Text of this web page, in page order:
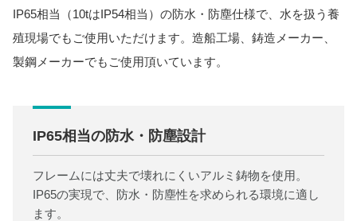
IP65相当（10tはIP54相当）の防水・防塵仕様で、水を扱う養
殖現場でもご使用いただけます。造船工場、鋳造メーカー、
製鋼メーカーでもご使用頂いています。
IP65相当の防水・防塵設計
フレームには丈夫で壊れにくいアルミ鋳物を使用。
IP65の実現で、防水・防塵性を求められる環境に適し
ます。